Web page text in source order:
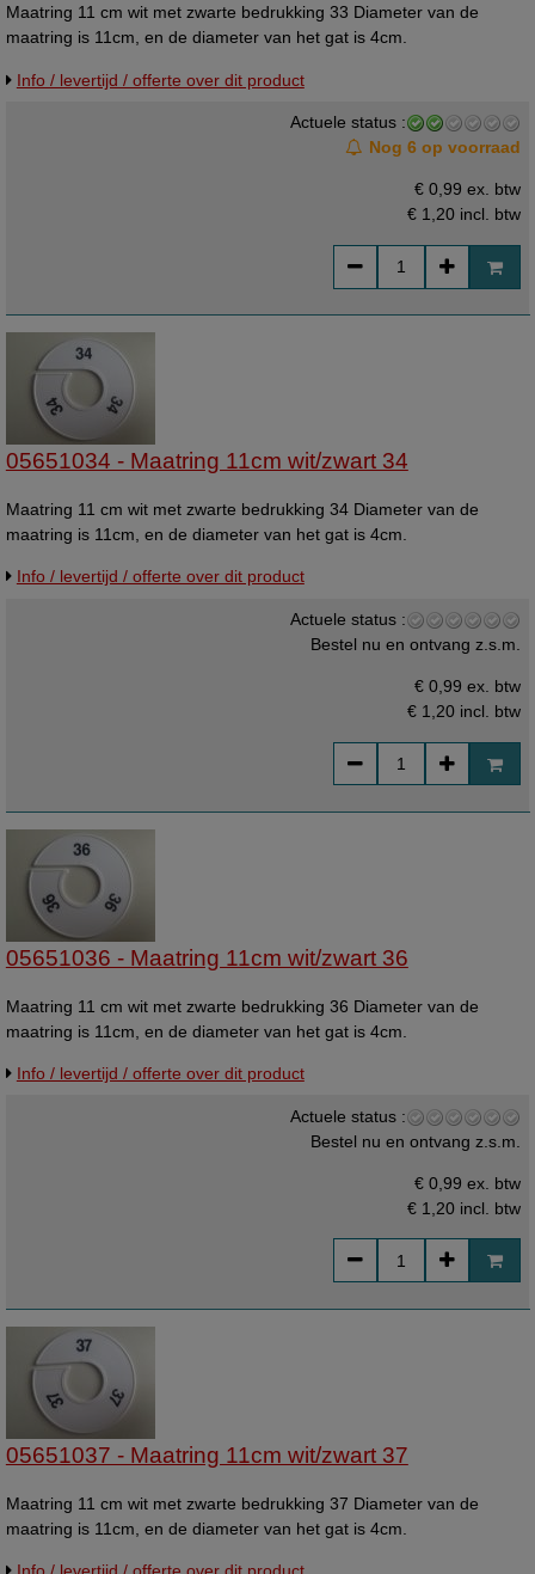
Maatring 11 cm wit met zwarte bedrukking 33 Diameter van de
maatring is 11cm, en de diameter van het gat is 4cm.
Info / levertijd / offerte over dit product
Actuele status :
Nog 6 op voorraad
€ 0,99 ex. btw
€ 1,20 incl. btw
05651034 - Maatring 11cm wit/zwart 34
Maatring 11 cm wit met zwarte bedrukking 34 Diameter van de
maatring is 11cm, en de diameter van het gat is 4cm.
Info / levertijd / offerte over dit product
Actuele status :
Bestel nu en ontvang z.s.m.
€ 0,99 ex. btw
€ 1,20 incl. btw
05651036 - Maatring 11cm wit/zwart 36
Maatring 11 cm wit met zwarte bedrukking 36 Diameter van de
maatring is 11cm, en de diameter van het gat is 4cm.
Info / levertijd / offerte over dit product
Actuele status :
Bestel nu en ontvang z.s.m.
€ 0,99 ex. btw
€ 1,20 incl. btw
05651037 - Maatring 11cm wit/zwart 37
Maatring 11 cm wit met zwarte bedrukking 37 Diameter van de
maatring is 11cm, en de diameter van het gat is 4cm.